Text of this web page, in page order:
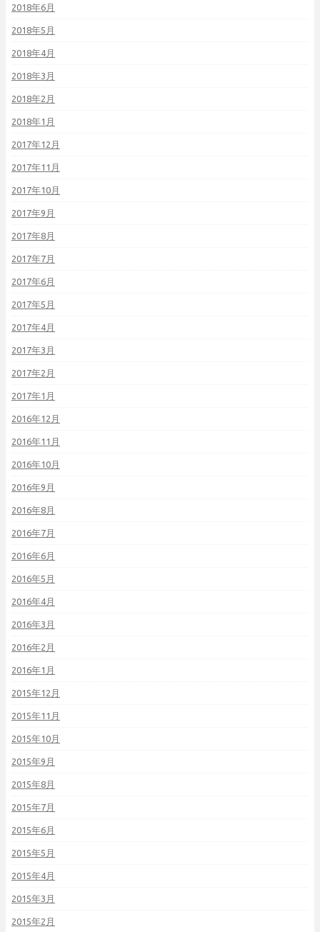
2018年6月
2018年5月
2018年4月
2018年3月
2018年2月
2018年1月
2017年12月
2017年11月
2017年10月
2017年9月
2017年8月
2017年7月
2017年6月
2017年5月
2017年4月
2017年3月
2017年2月
2017年1月
2016年12月
2016年11月
2016年10月
2016年9月
2016年8月
2016年7月
2016年6月
2016年5月
2016年4月
2016年3月
2016年2月
2016年1月
2015年12月
2015年11月
2015年10月
2015年9月
2015年8月
2015年7月
2015年6月
2015年5月
2015年4月
2015年3月
2015年2月